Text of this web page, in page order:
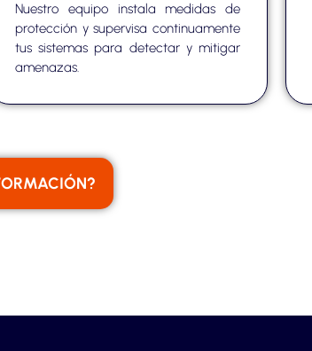
Nuestro equipo instala medidas de
protección y supervisa continuamente
tus sistemas para detectar y mitigar
amenazas.